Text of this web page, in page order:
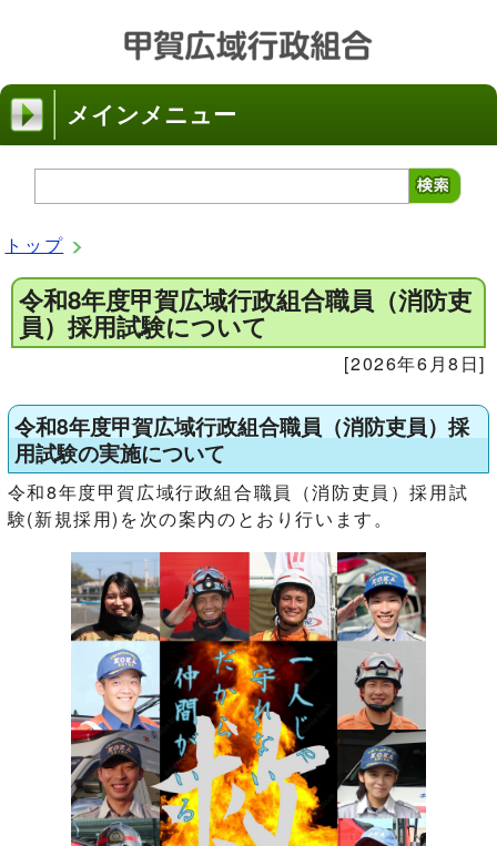
メインメニュー
トップ
令和8年度甲賀広域行政組合職員（消防吏
員）採用試験について
[2026年6月8日]
令和8年度甲賀広域行政組合職員（消防吏員）採
用試験の実施について
令和8年度甲賀広域行政組合職員（消防吏員）採用試
験(新規採用)を次の案内のとおり行います。